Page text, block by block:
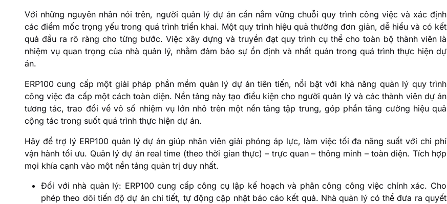
Với những nguyên nhân nói trên, người quản lý dự án cần nắm vững chuỗi quy trình công việc và xác định
các điểm mốc trọng yếu trong quá trình triển khai. Một quy trình hiệu quả thường đơn giản, dễ hiểu và có kết
quả đầu ra rõ ràng cho từng bước. Việc xây dựng và truyền đạt quy trình cụ thể cho toàn bộ thành viên là
nhiệm vụ quan trọng của nhà quản lý, nhằm đảm bảo sự ổn định và nhất quán trong quá trình thực hiện dự
án.
ERP100 cung cấp một giải pháp phần mềm quản lý dự án tiên tiến, nổi bật với khả năng quản lý quy trình
công việc đa cấp một cách toàn diện. Nền tảng này tạo điều kiện cho người quản lý và các thành viên dự án
tương tác, trao đổi về vô số nhiệm vụ lớn nhỏ trên một nền tảng tập trung, góp phần tăng cường hiệu quả
cộng tác trong suốt quá trình thực hiện dự án.
Hãy để trợ lý ERP100 quản lý dự án giúp nhân viên giải phóng áp lực, làm việc tối đa năng suất với chi phí
vận hành tối ưu. Quản lý dự án real time (theo thời gian thực) – trực quan – thông minh – toàn diện. Tích hợp
mọi khía cạnh vào một nền tảng quản trị duy nhất.
Đối với nhà quản lý: ERP100 cung cấp công cụ lập kế hoạch và phân công công việc chính xác. Cho
phép theo dõi tiến độ dự án chi tiết, tự động cập nhật báo cáo kết quả. Nhà quản lý có thể đưa ra quyết